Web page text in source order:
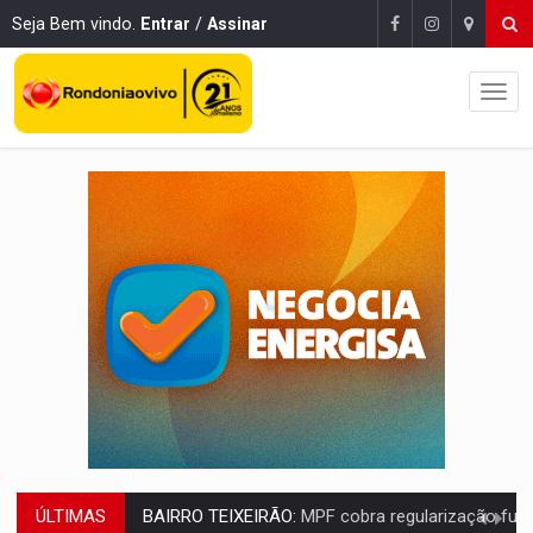
Seja Bem vindo. Entrar / Assinar
ÚLTIMAS SUCESSO NA ABERTURA:2ª Feira Rondônia Empreendedora segue no Espaço